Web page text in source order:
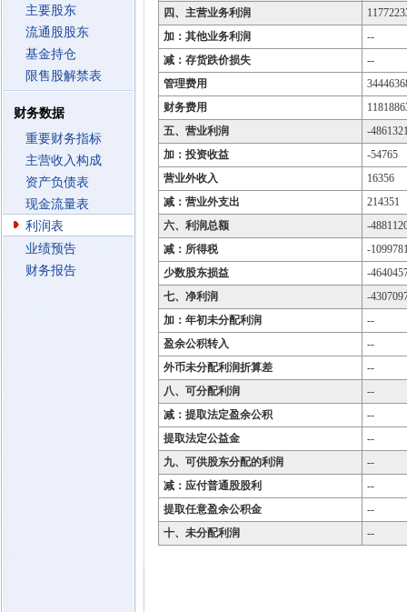
主要股东
流通股股东
基金持仓
限售股解禁表
财务数据
重要财务指标
主营收入构成
资产负债表
现金流量表
利润表
业绩预告
财务报告
四、主营业务利润
加：其他业务利润
--
减：存货跌价损失
--
管理费用
财务费用
五、营业利润
-
加：投资收益
-54765
营业外收入
16356
减：营业外支出
214351
六、利润总额
-
减：所得税
-
少数股东损益
-
七、净利润
-
加：年初未分配利润
--
盈余公积转入
--
外币未分配利润折算差
--
八、可分配利润
--
减：提取法定盈余公积
--
提取法定公益金
--
九、可供股东分配的利润
--
减：应付普通股股利
--
提取任意盈余公积金
--
十、未分配利润
--